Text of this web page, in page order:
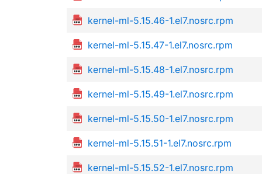
kernel-ml-5.15.46-1.el7.nosrc.rpm
kernel-ml-5.15.47-1.el7.nosrc.rpm
kernel-ml-5.15.48-1.el7.nosrc.rpm
kernel-ml-5.15.49-1.el7.nosrc.rpm
kernel-ml-5.15.50-1.el7.nosrc.rpm
kernel-ml-5.15.51-1.el7.nosrc.rpm
kernel-ml-5.15.52-1.el7.nosrc.rpm